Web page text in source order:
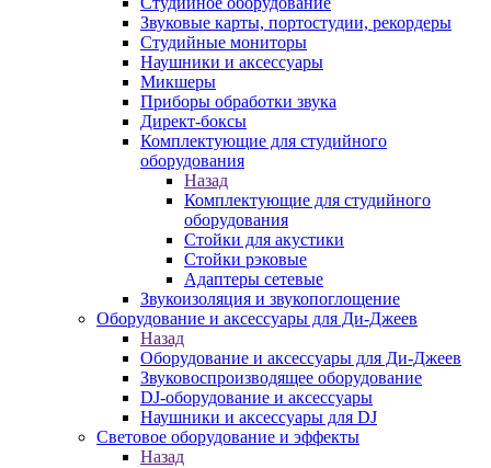
Звуковые карты, портостудии, рекордеры
Студийные мониторы
Наушники и аксессуары
Микшеры
Приборы обработки звука
Директ-боксы
Комплектующие для студийного
оборудования
Назад
Комплектующие для студийного
оборудования
Стойки для акустики
Стойки рэковые
Адаптеры сетевые
Звукоизоляция и звукопоглощение
Оборудование и аксессуары для Ди-Джеев
Назад
Оборудование и аксессуары для Ди-Джеев
Звуковоспроизводящее оборудование
DJ-оборудование и аксессуары
Наушники и аксессуары для DJ
Световое оборудование и эффекты
Назад